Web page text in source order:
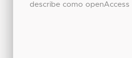
describe como openAccess